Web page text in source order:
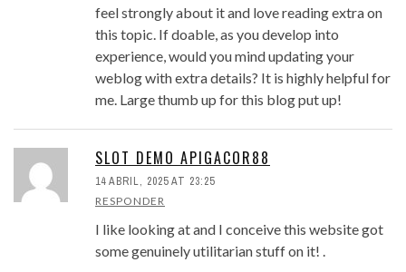
feel strongly about it and love reading extra on
this topic. If doable, as you develop into
experience, would you mind updating your
weblog with extra details? It is highly helpful for
me. Large thumb up for this blog put up!
SLOT DEMO APIGACOR88
14 ABRIL, 2025 AT 23:25
RESPONDER
I like looking at and I conceive this website got
some genuinely utilitarian stuff on it! .